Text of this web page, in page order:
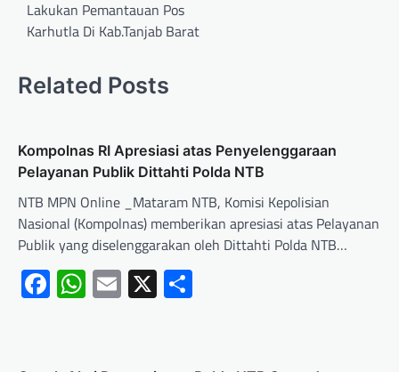
Lakukan Pemantauan Pos
Karhutla Di Kab.Tanjab Barat
Related Posts
Kompolnas RI Apresiasi atas Penyelenggaraan
Pelayanan Publik Dittahti Polda NTB
NTB MPN Online _Mataram NTB, Komisi Kepolisian
Nasional (Kompolnas) memberikan apresiasi atas Pelayanan
Publik yang diselenggarakan oleh Dittahti Polda NTB…
Facebook
WhatsApp
Email
X